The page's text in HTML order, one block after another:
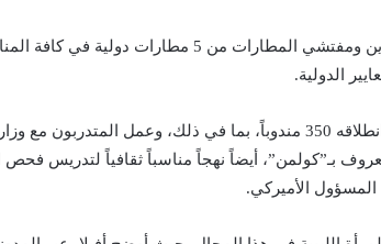
وركز البرنامج على المشرفين والمديرين ومفتشي المطارات
الدولية.
بلغ عدد المستفيدين من البرنامج منذ انطلاقه 350 مندوباً، بما في ذلك، وعمل
بـ”كولمن”، أيضاً نهجاً مناسباً ثقافياً لتدريس فحص
الأميركي.